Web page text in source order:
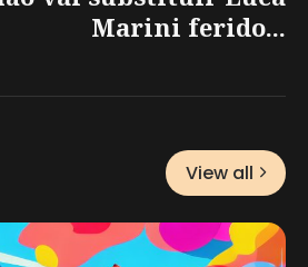
Marini ferido...
View all